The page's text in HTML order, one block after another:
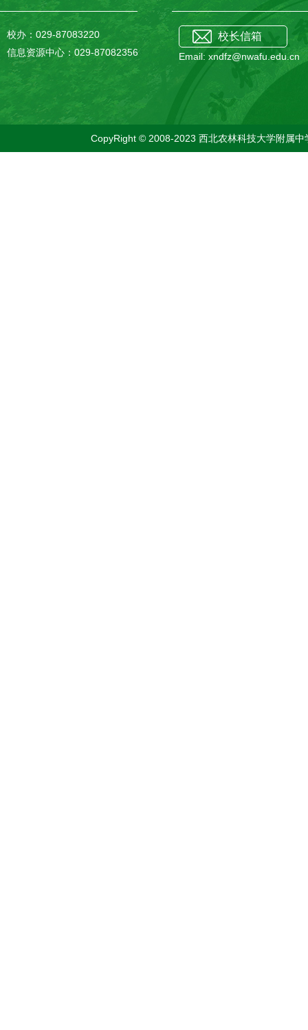
校办：029-87083220
信息资源中心：029-87082356
校长信箱
Email: xndfz@nwafu.edu.cn
CopyRight © 2008-2023 西北农林科技大